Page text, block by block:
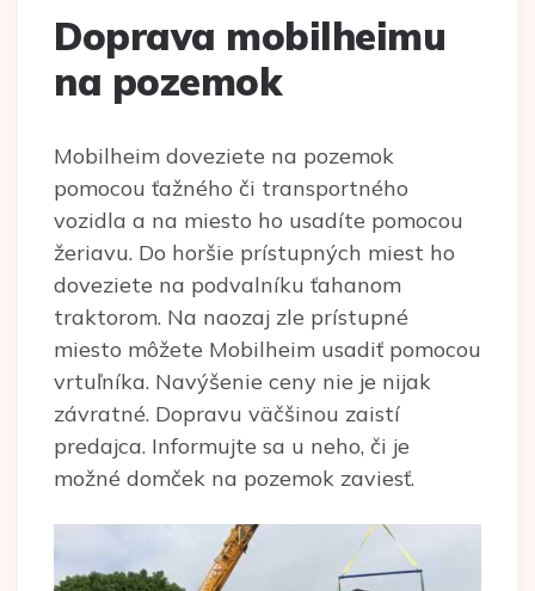
Doprava mobilheimu
na pozemok
Mobilheim doveziete na pozemok
pomocou ťažného či transportného
vozidla a na miesto ho usadíte pomocou
žeriavu. Do horšie prístupných miest ho
doveziete na podvalníku ťahanom
traktorom. Na naozaj zle prístupné
miesto môžete Mobilheim usadiť pomocou
vrtuľníka. Navýšenie ceny nie je nijak
závratné. Dopravu väčšinou zaistí
predajca. Informujte sa u neho, či je
možné domček na pozemok zaviesť.